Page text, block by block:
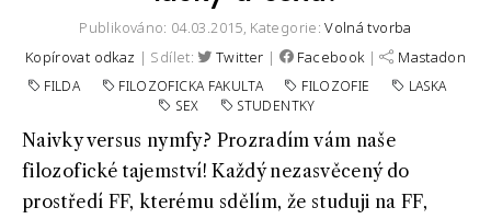
Publikováno: 04.03.2015, Kategorie:Volná tvorba
Kopírovat odkaz | Sdílet: Twitter | Facebook | Mastadon
FILDA FILOZOFICKA FAKULTA FILOZOFIE
LASKA
SEX
STUDENTKY
Naivky versus nymfy? Prozradím vám naše
filozofické tajemství! Každý nezasvěcený do
prostředí FF, kterému sdělím, že studuji na FF,